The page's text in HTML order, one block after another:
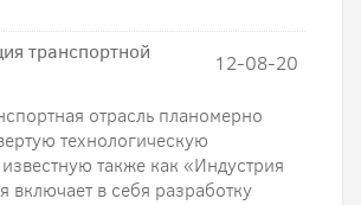
транспортной
12-08-20
отрасль планомерно
технологическую
также как «Индустрия
включает в себя разработку